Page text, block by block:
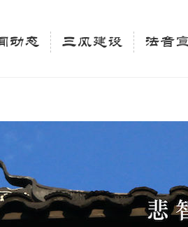
$description = tag_description();
动态 三风建设 法音